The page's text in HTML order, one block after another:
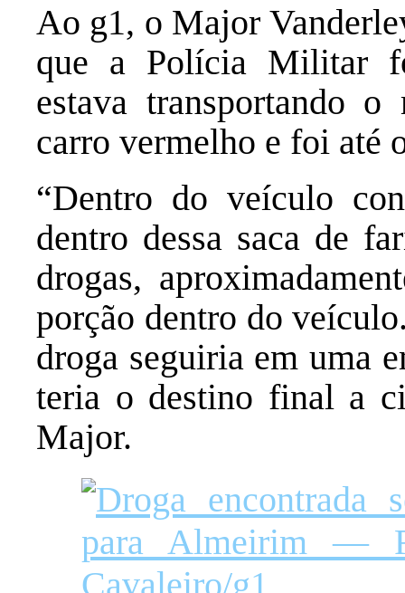
Ao g1, o Major
que a Polícia Militar
estava transportando
carro vermelho e foi até
“Dentro do veículo
dentro dessa saca de
drogas,
porção dentro do
droga seguiria em uma
teria o destino final a
Major.